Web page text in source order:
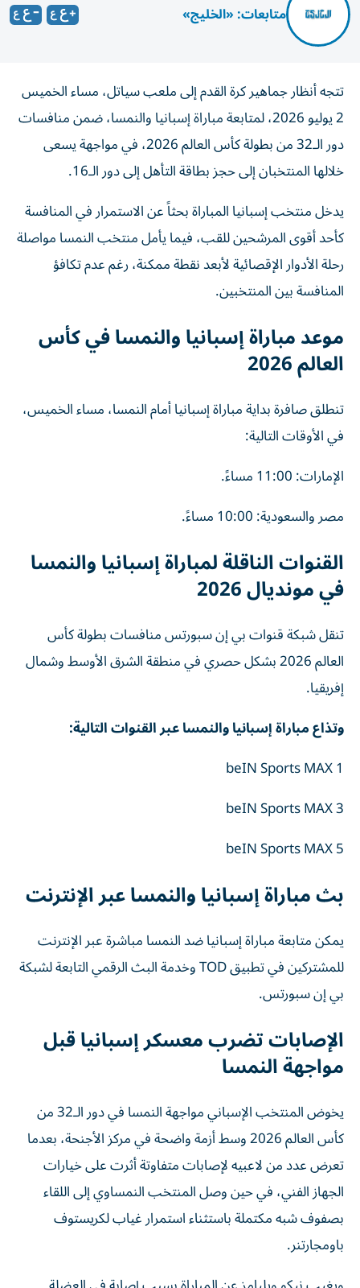
متابعات: «الخليج»
تتجه أنظار جماهير كرة القدم إلى ملعب سياتل، مساء الخميس
2 يوليو 2026، لمتابعة مباراة إسبانيا والنمسا، ضمن منافسات
دور الـ32 من بطولة كأس العالم 2026، في مواجهة يسعى
خلالها المنتخبان إلى حجز بطاقة التأهل إلى دور الـ16.
يدخل منتخب إسبانيا المباراة بحثاً عن الاستمرار في المنافسة
كأحد أقوى المرشحين للقب، فيما يأمل منتخب النمسا مواصلة
رحلة الأدوار الإقصائية لأبعد نقطة ممكنة، رغم عدم تكافؤ
المنافسة بين المنتخبين.
موعد مباراة إسبانيا والنمسا في كأس
العالم 2026
تنطلق صافرة بداية مباراة إسبانيا أمام النمسا، مساء الخميس،
في الأوقات التالية:
الإمارات: 11:00 مساءً.
مصر والسعودية: 10:00 مساءً.
القنوات الناقلة لمباراة إسبانيا والنمسا
في مونديال 2026
تنقل شبكة قنوات بي إن سبورتس منافسات بطولة كأس
العالم 2026 بشكل حصري في منطقة الشرق الأوسط وشمال
إفريقيا.
وتذاع مباراة إسبانيا والنمسا عبر القنوات التالية:
beIN Sports MAX 1
beIN Sports MAX 3
beIN Sports MAX 5
بث مباراة إسبانيا والنمسا عبر الإنترنت
يمكن متابعة مباراة إسبانيا ضد النمسا مباشرة عبر الإنترنت
للمشتركين في تطبيق TOD وخدمة البث الرقمي التابعة لشبكة
بي إن سبورتس.
الإصابات تضرب معسكر إسبانيا قبل
مواجهة النمسا
يخوض المنتخب الإسباني مواجهة النمسا في دور الـ32 من
كأس العالم 2026 وسط أزمة واضحة في مركز الأجنحة، بعدما
تعرض عدد من لاعبيه لإصابات متفاوتة أثرت على خيارات
الجهاز الفني، في حين وصل المنتخب النمساوي إلى اللقاء
بصفوف شبه مكتملة باستثناء استمرار غياب لكريستوف
باومجارتنر.